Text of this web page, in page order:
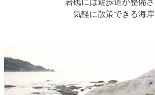
岩礁には遊歩道が整備
気軽に散策できる海岸